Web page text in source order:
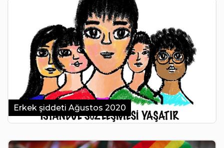
Erkek şiddeti Ağustos 2020